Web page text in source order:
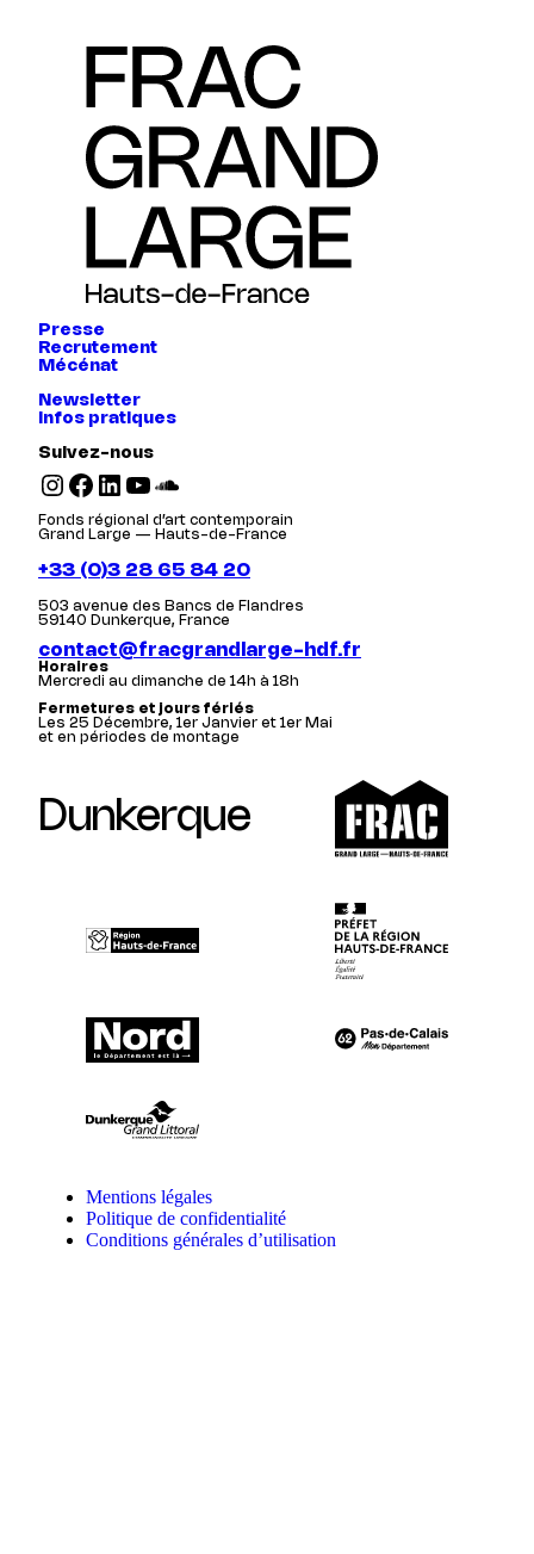
Presse
Recrutement
Mécénat
Newsletter
Infos pratiques
Suivez-nous
Instagram Facebook LinkedIn YouTube SoundCloud
Fonds régional d’art contemporain
Grand Large — Hauts-de-France
+33 (0)3 28 65 84 20
503 avenue des Bancs de Flandres
59140 Dunkerque, France
contact@fracgrandlarge-hdf.fr
Horaires
Mercredi au dimanche de 14h à 18h
Fermetures et jours fériés
Les 25 Décembre, 1er Janvier et 1er Mai
et en périodes de montage
Dunkerque
Mentions légales
Politique de confidentialité
Conditions générales d’utilisation